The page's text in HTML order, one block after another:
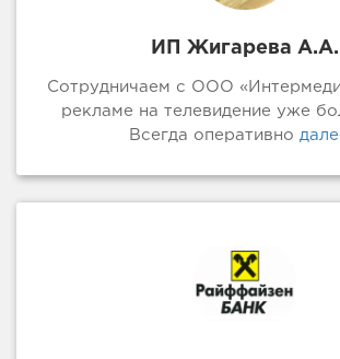
ИП Жигарева А.А.
Сотрудничаем с ООО
рекламе на телевидение уже
Всегда оперативно